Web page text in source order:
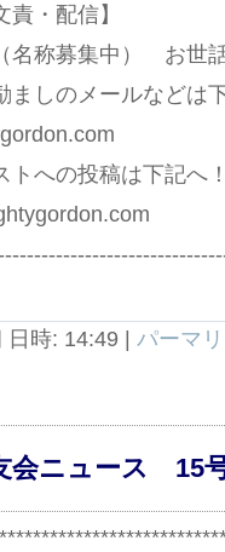
責・配信】
名称募集中） お世
ましのメールなどは
トへの投稿は下記へ
日時: 14:49 パーマ
会ニュース 15